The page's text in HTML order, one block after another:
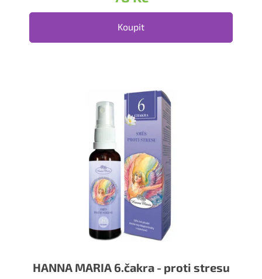
Koupit
HANNA MARIA 6.čakra - proti stresu